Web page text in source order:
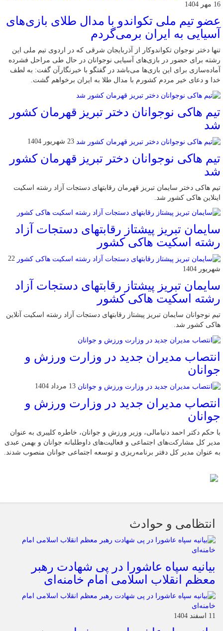
16 مهر 1404
عضو تیم ملی تکواندو با مدال طلای بازی‌های
آسیایی به ایران برمی‌گردم
تنها دختر نوجوان تکواندوکار از آذربایجان شرقی که در اردوی تیم ملی این
رشته برای حضور در بازی‌های آسیایی نوجوانان در حال طی مراحل فشرده
آماده‌سازی برای این بازی‌ها می‌باشد در گفتگو با خبرنگارآن گفت: به لطف
خدا و دعای خیر مردم کشورم با مدال طلا به ایران برخواهم گشت.
تیم هاکی نوجوانان دختر تبریز قهرمان کشور
شد
23 شهریور 1404
تیم هاکی نوجوانان دختر تبریز قهرمان کشور
شد
تیم هاکی دختر سایمان تبریز قهرمان رقابتهای دستجات آزاد رشته اسکیت
اینلاین هاکی کشور شد.
سایمان تبریز پیشتاز رقابتهای دستجات آزاد
رشته اسکیت هاکی کشور
22
شهریور 1404
سایمان تبریز پیشتاز رقابتهای دستجات آزاد
رشته اسکیت هاکی کشور
تیم نوجوانان سایمان تبریز پیشتاز رقابتهای دستجات آزاد رشته اسکیت آنلاین
هاکی کشور شد.
انتصاب مدیران جدید در وزارت ورزش و
جوانان
13 مرداد 1404
انتصاب مدیران جدید در وزارت ورزش و
جوانان
با حکم دکتر احمد دنیامالی، وزیر ورزش و جوانان، خاطره کلیبری به عنوان
مدیر کل مشارکت‌های اجتماعی و فعالیت‌های داوطلبانه جوانان و بهمن عبدی
به عنوان مدیر کل دفتر برنامه‌ریزی و توسعه اجتماعی جوانان منصوب شدند.
انتظامی و حوادث
بیانیه سپاه عاشورا در پی شهادت رهبر
معظم انقلاب اسلامی امام خامنه‌ای
11 اسفند 1404